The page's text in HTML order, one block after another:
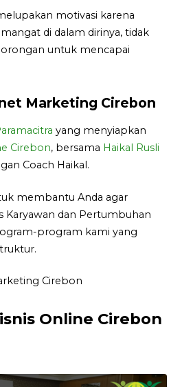
motivasi karena
di dalam dirinya, tidak
untuk mencapai
Marketing Cirebon
yang menyiapkan
Cirebon, bersama Haikal Rusli
Coach Haikal.
membantu Anda agar
Karyawan dan Pertumbuhan
program kami yang
Cirebon
Online Cirebon